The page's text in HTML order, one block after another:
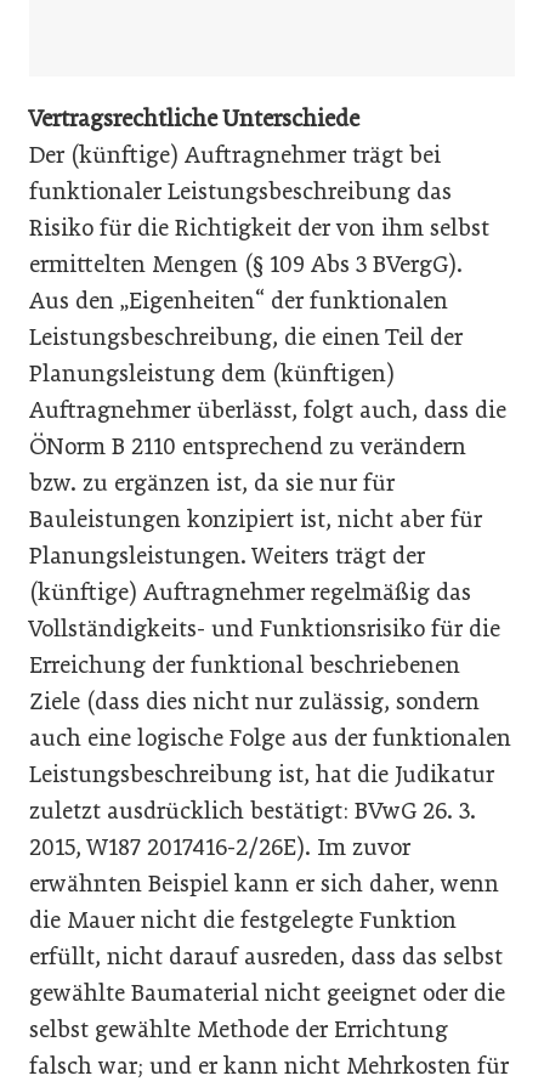
Vertragsrechtliche Unterschiede
Der (künftige) Auftragnehmer trägt bei
funktionaler Leistungsbeschreibung das
Risiko für die Richtigkeit der von ihm selbst
ermittelten Mengen (§ 109 Abs 3 BVergG).
Aus den „Eigenheiten“ der funktionalen
Leistungsbeschreibung, die einen Teil der
Planungsleistung dem (künftigen)
Auftragnehmer überlässt, folgt auch, dass die
ÖNorm B 2110 entsprechend zu verändern
bzw. zu ergänzen ist, da sie nur für
Bauleistungen konzipiert ist, nicht aber für
Planungsleistungen. Weiters trägt der
(künftige) Auftragnehmer regelmäßig das
Vollständigkeits- und Funktionsrisiko für die
Erreichung der funktional beschriebenen
Ziele (dass dies nicht nur zulässig, sondern
auch eine logische Folge aus der funktionalen
Leistungsbeschreibung ist, hat die Judikatur
zuletzt ausdrücklich bestätigt: BVwG 26. 3.
2015, W187 2017416-2/26E). Im zuvor
erwähnten Beispiel kann er sich daher, wenn
die Mauer nicht die festgelegte Funktion
erfüllt, nicht darauf ausreden, dass das selbst
gewählte Baumaterial nicht geeignet oder die
selbst gewählte Methode der Errichtung
falsch war; und er kann nicht Mehrkosten für